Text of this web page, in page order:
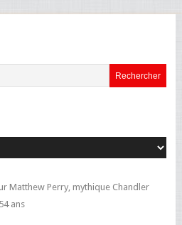
Matthew Perry, mythique Chandler
ans